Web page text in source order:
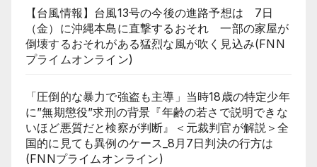
【台風情報】台風13号の今後の進路予想は 7日
（金）に沖縄本島に直撃するおそれ 一部の家屋が
倒壊するおそれがある猛烈な風が吹く見込み(FNN
プライムオンライン)
「圧倒的な暴力で強盗も主導」当時18歳の特定少年
に”無期懲役”求刑の背景『年齢の若さで説明できな
いほど悪質だと検察が判断』＜元裁判官が解説＞全
国的に見ても異例のケース_8月7日判決の行方は
(FNNプライムオンライン)